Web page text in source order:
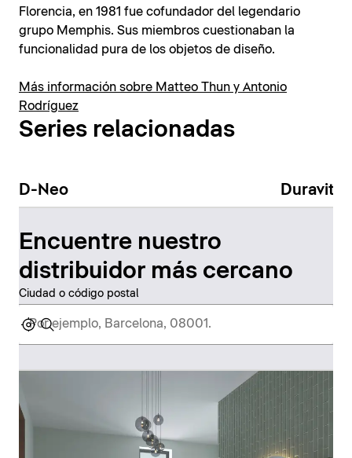
Florencia, en 1981 fue cofundador del legendario
grupo Memphis. Sus miembros cuestionaban la
funcionalidad pura de los objetos de diseño.
Más información sobre Matteo Thun y Antonio
Rodríguez
Series relacionadas
D-Neo Duravit
Encuentre nuestro
distribuidor más cercano
Ciudad o código postal